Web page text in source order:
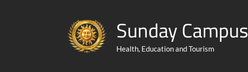
Sunday Campus
Health, Education and Tourism